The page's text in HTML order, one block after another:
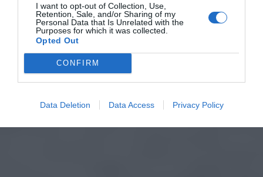
I want to opt-out of Collection, Use,
Retention, Sale, and/or Sharing of my
Personal Data that Is Unrelated with the
Purposes for which it was collected.
Opted Out
CONFIRM
Data Deletion Data Access Privacy Policy